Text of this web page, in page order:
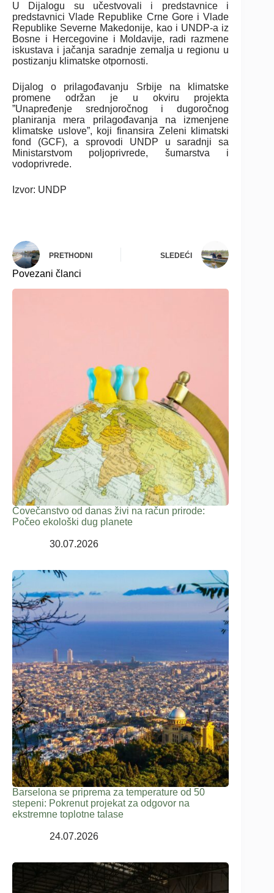
U Dijalogu su učestvovali i predstavnice i
predstavnici Vlade Republike Crne Gore i Vlade
Republike Severne Makedonije, kao i UNDP-a iz
Bosne i Hercegovine i Moldavije, radi razmene
iskustava i jačanja saradnje zemalja u regionu u
postizanju klimatske otpornosti.
Dijalog o prilagođavanju Srbije na klimatske
promene održan je u okviru projekta
”Unapređenje srednjoročnog i dugoročnog
planiranja mera prilagođavanja na izmenjene
klimatske uslove”, koji finansira Zeleni klimatski
fond (GCF), a sprovodi UNDP u saradnji sa
Ministarstvom poljoprivrede, šumarstva i
vodoprivrede.
Izvor: UNDP
PRETHODNI SLEDEĆI
Povezani članci
Čovečanstvo od danas živi na račun prirode:
Počeo ekološki dug planete
30.07.2026
Barselona se priprema za temperature od 50
stepeni: Pokrenut projekat za odgovor na
ekstremne toplotne talase
24.07.2026